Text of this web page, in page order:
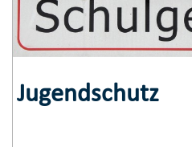
Jugendschutz